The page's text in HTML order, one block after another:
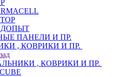
ПАНЕЛИ И ПР.
, КОВРИКИ И ПР.
, КОВРИКИ И ПР.